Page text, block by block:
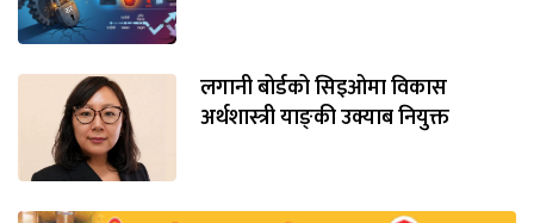
लगानी बोर्डको सिइओमा विकास
अर्थशास्त्री याङ्‌की उक्याब नियुक्त